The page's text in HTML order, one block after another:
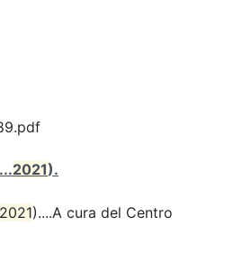
...2021).
2021)....A cura del Centro